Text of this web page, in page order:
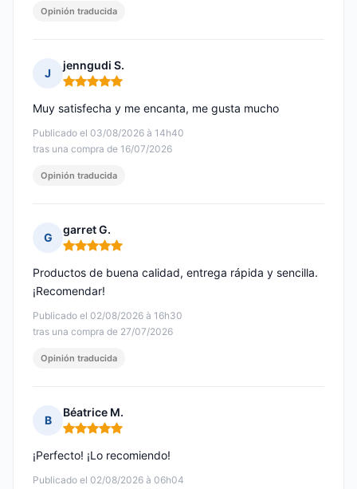
Opinión traducida
J
jenngudi S.
Nota: 5 de 5
Publicado el 03/08/2026 à 14h40
tras una compra de 16/07/2026
Muy satisfecha y me encanta, me gusta mucho
Opinión traducida
G
garret G.
Nota: 5 de 5
Publicado el 02/08/2026 à 16h30
tras una compra de 27/07/2026
Productos de buena calidad, entrega rápida y sencilla.
¡Recomendar!
Opinión traducida
B
Béatrice M.
Nota: 5 de 5
Publicado el 02/08/2026 à 06h04
¡Perfecto! ¡Lo recomiendo!